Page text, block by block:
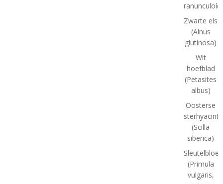
Zwarte els
(Alnus
glutinosa)
Wit
hoefblad
(Petasites
albus)
Oosterse
sterhyacint
(Scilla
siberica)
(Primula
vulgaris,